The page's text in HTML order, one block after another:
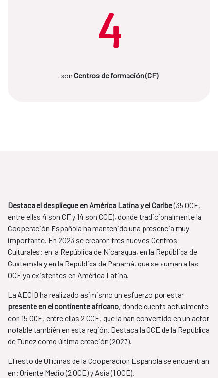
4
son Centros de formación (CF)
Destaca el despliegue en América Latina y el Caribe(35 OCE,
entre ellas 4 son CF y 14 son CCE), donde tradicionalmente la
Cooperación Española ha mantenido una presencia muy
importante. En 2023 se crearon tres nuevos Centros
Culturales: en la República de Nicaragua, en la República de
Guatemala y en la República de Panamá, que se suman a las
OCE ya existentes en América Latina.
La AECID ha realizado asimismo un esfuerzo por estar
presente en el continente africano, donde cuenta actualmente
con 15 OCE, entre ellas 2 CCE, que la han convertido en un actor
notable también en esta región. Destaca la OCE de la República
de Túnez como última creación (2023).
El resto de Oficinas de la Cooperación Española se encuentran
en: Oriente Medio (2 OCE) y Asia (1 OCE).